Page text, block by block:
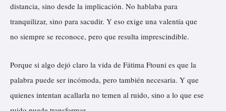
distancia, sino desde la implicación. No hablaba para
tranquilizar, sino para sacudir. Y eso exige una valentía que
no siempre se reconoce, pero que resulta imprescindible.
Porque si algo dejó claro la vida de Fátima Ftouni es que la
palabra puede ser incómoda, pero también necesaria. Y que
quienes intentan acallarla no temen al ruido, sino a lo que ese